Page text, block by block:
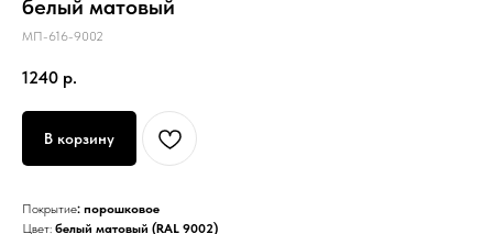
белый матовый
МП-616-9002
1240 р.
В корзину
Покрытие: порошковое
Цвет: белый матовый (RAL 9002)